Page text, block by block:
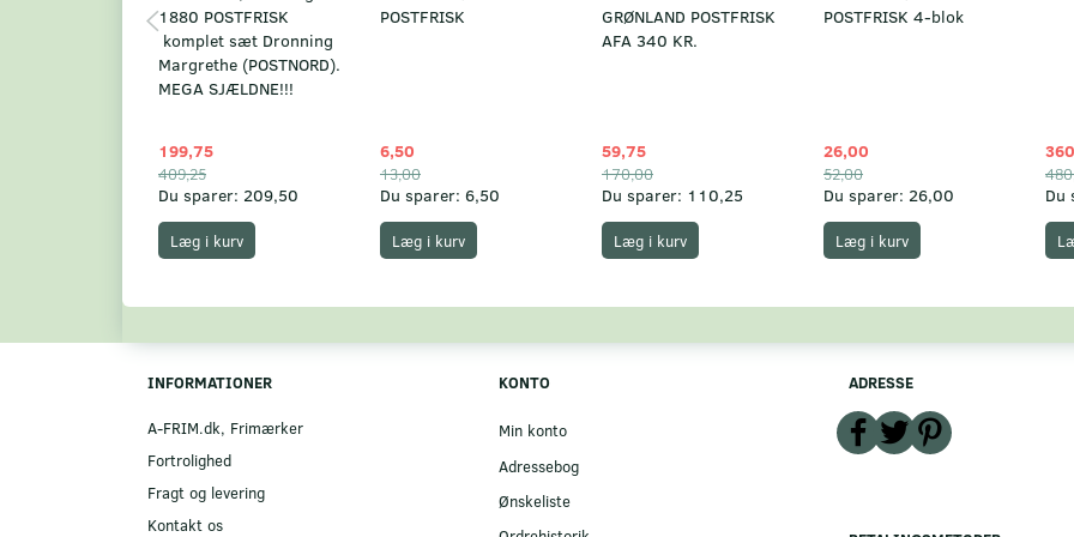
1880 POSTFRISK
komplet sæt Dronning
Margrethe (POSTNORD).
MEGA SJÆLDNE!!!
199,75
409,25
Du sparer: 209,50
Læg i kurv
POSTFRISK
6,50
13,00
Du sparer: 6,50
Læg i kurv
GRØNLAND POSTFRISK
AFA 340 KR.
59,75
170,00
Du sparer: 110,25
Læg i kurv
POSTFRISK 4-blok
26,00
52,00
Du sparer: 26,00
Læg i kurv
Du
INFORMATIONER
A-FRIM.dk, Frimærker
Fortrolighed
Fragt og levering
Kontakt os
KONTO
Min konto
Adressebog
Ønskeliste
ADRESSE